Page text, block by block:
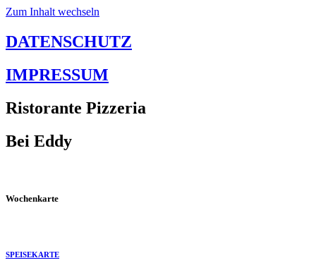
Zum Inhalt wechseln
DATENSCHUTZ
IMPRESSUM
Ristorante Pizzeria
Bei Eddy
Wochenkarte
SPEISEKARTE